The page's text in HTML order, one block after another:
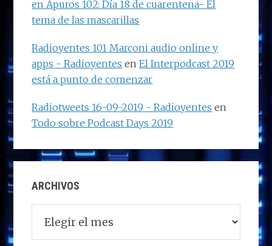
en Apuros 102: Día 18 de cuarentena- El
tema de las mascarillas
Radioyentes 101 Marconi audio online y
apps - Radioyentes enEl Interpodcast 2019
está a punto de comenzar
Radiotweets 16-09-2019 - Radioyentes en
Todo sobre Podcast Days 2019
ARCHIVOS